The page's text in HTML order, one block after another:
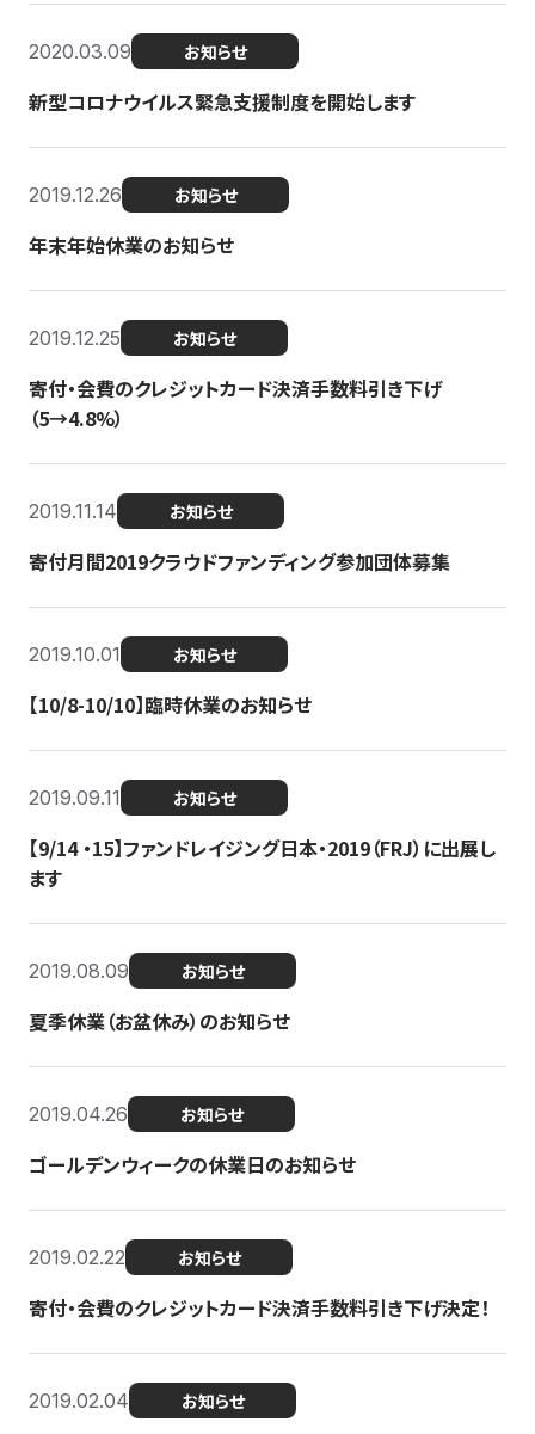
2020.03.09 お知らせ
新型コロナウイルス緊急支援制度を開始します
2019.12.26 お知らせ
年末年始休業のお知らせ
2019.12.25 お知らせ
寄付・会費のクレジットカード決済手数料引き下げ
（5→4.8%）
2019.11.14 お知らせ
寄付月間2019クラウドファンディング参加団体募集
2019.10.01 お知らせ
【10/8-10/10】臨時休業のお知らせ
2019.09.11 お知らせ
【9/14 ・15】ファンドレイジング日本・2019（FRJ）に出展し
ます
2019.08.09 お知らせ
夏季休業（お盆休み）のお知らせ
2019.04.26 お知らせ
ゴールデンウィークの休業日のお知らせ
2019.02.22 お知らせ
寄付・会費のクレジットカード決済手数料引き下げ決定！
2019.02.04 お知らせ